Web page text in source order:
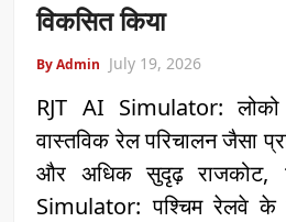
विकसित किया
By Admin July 19, 2026
RJT AI Simulator: लोको
वास्तविक रेल परिचालन जैसा
और अधिक सुदृढ़ राजकोट,
Simulator: पश्चिम रेलवे